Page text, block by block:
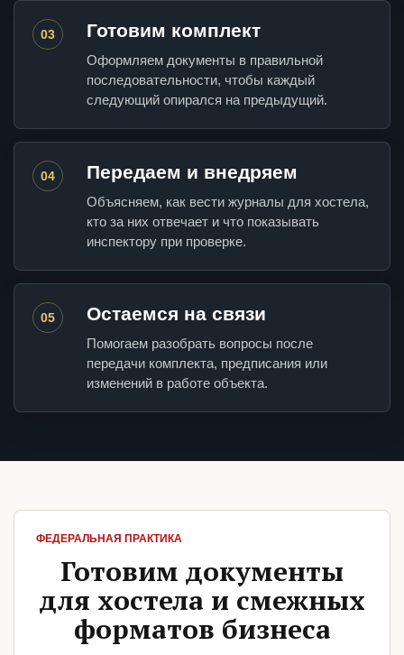
03 Готовим комплект
Оформляем документы в правильной
последовательности, чтобы каждый
следующий опирался на предыдущий.
04 Передаем и внедряем
Объясняем, как вести журналы для хостела,
кто за них отвечает и что показывать
инспектору при проверке.
05 Остаемся на связи
Помогаем разобрать вопросы после
передачи комплекта, предписания или
изменений в работе объекта.
ФЕДЕРАЛЬНАЯ ПРАКТИКА
Готовим документы
для хостела и смежных
форматов бизнеса